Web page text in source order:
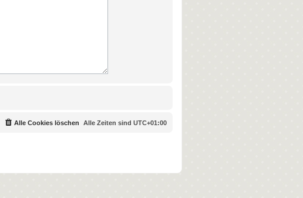
Alle Zeiten sind UTC+01:00
Alle Cookies löschen